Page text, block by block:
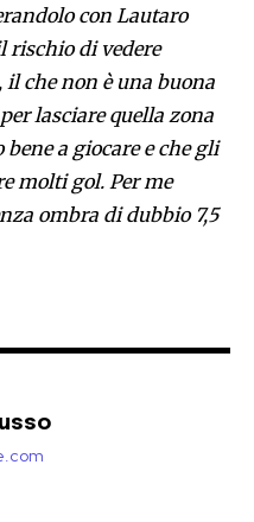
con Lautaro
rischio di vedere
che non è una buona
lasciare quella zona
a giocare e che gli
molti gol. Per me
ombra di dubbio 7,5